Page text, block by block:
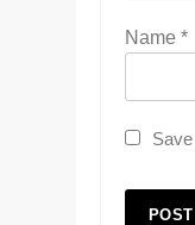
Name *